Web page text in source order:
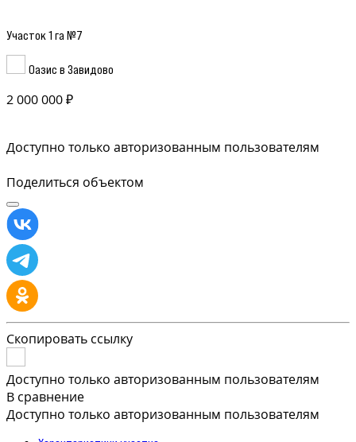
Участок 1 га №7
Оазис в Завидово
2 000 000 ₽
Доступно только авторизованным пользователям
Поделиться объектом
Скопировать ссылку
Доступно только авторизованным пользователям
В сравнение
Доступно только авторизованным пользователям